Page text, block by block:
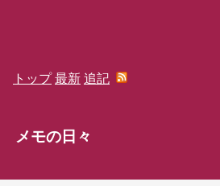
トップ 最新 追記
メモの日々